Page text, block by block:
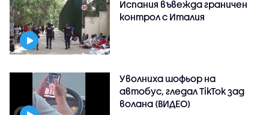
Испания въвежда граничен
контрол с Италия
Уволниха шофьор на
автобус, гледал TikTok зад
волана (ВИДЕО)